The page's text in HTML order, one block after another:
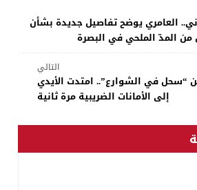
العامري يوضح تفاصيل جديدة بشأن
المدّ الملحي في البصرة
التالي
“سحل في الشوارع”.. امتدت الأيدي
إلى الأمانات الضريبية مرة ثانية